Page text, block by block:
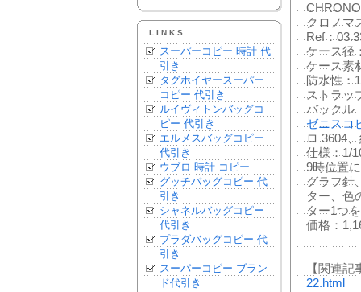
クロノマ
Ref：
ケース径
ケース素
防水性：
ストラッ
バックル
ゼニスコ
ロ 3604
仕様：1/
9時位置
グラフ針
ター、色
ター1つ
価格：
【関連記
22.html
LINKS
スーパーコピー 時計 代
引き
タグホイヤースーパー
コピー 代引き
ルイヴィトンバッグコ
ピー 代引き
エルメスバッグコピー
代引き
ウブロ 時計 コピー
グッチバッグコピー 代
引き
シャネルバッグコピー
代引き
プラダバッグコピー 代
引き
スーパーコピー ブラン
ド代引き